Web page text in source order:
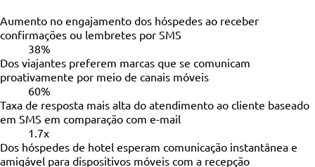
Aumento no engajamento dos hóspedes ao receber
confirmações ou lembretes por SMS
38%
Dos viajantes preferem marcas que se comunicam
proativamente por meio de canais móveis
60%
Taxa de resposta mais alta do atendimento ao cliente baseado
em SMS em comparação com e-mail
1.7x
Dos hóspedes de hotel esperam comunicação instantânea e
amigável para dispositivos móveis com a recepção